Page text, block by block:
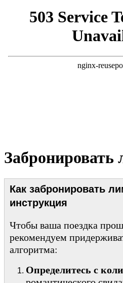
Забронировать
Как забронировать
инструкция
Чтобы ваша поездка
рекомендуем
алгоритма:
Определитесь с